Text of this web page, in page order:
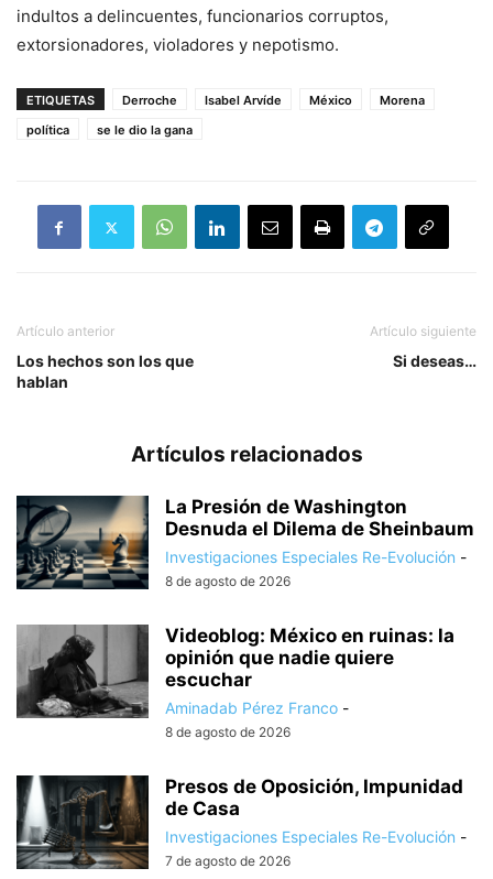
indultos a delincuentes, funcionarios corruptos,
extorsionadores, violadores y nepotismo.
ETIQUETAS Derroche Isabel Arvíde México
Morena
política
se le dio la gana
Artículo anterior
Los hechos son los que
hablan
Artículo siguiente
Si deseas…
Artículos relacionados
La Presión de Washington
Desnuda el Dilema de Sheinbaum
Investigaciones Especiales Re-Evolución -
8 de agosto de 2026
Videoblog: México en ruinas: la
opinión que nadie quiere
escuchar
Aminadab Pérez Franco -
8 de agosto de 2026
Presos de Oposición, Impunidad
de Casa
Investigaciones Especiales Re-Evolución -
7 de agosto de 2026